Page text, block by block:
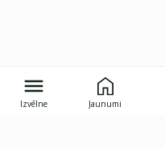
Izvēlne Jaunumi